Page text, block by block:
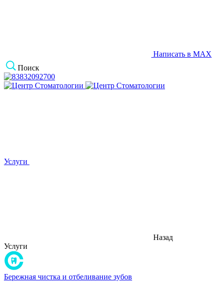
Написать в MAX
Поиск
Услуги
Назад
Услуги
Бережная чистка и отбеливание зубов